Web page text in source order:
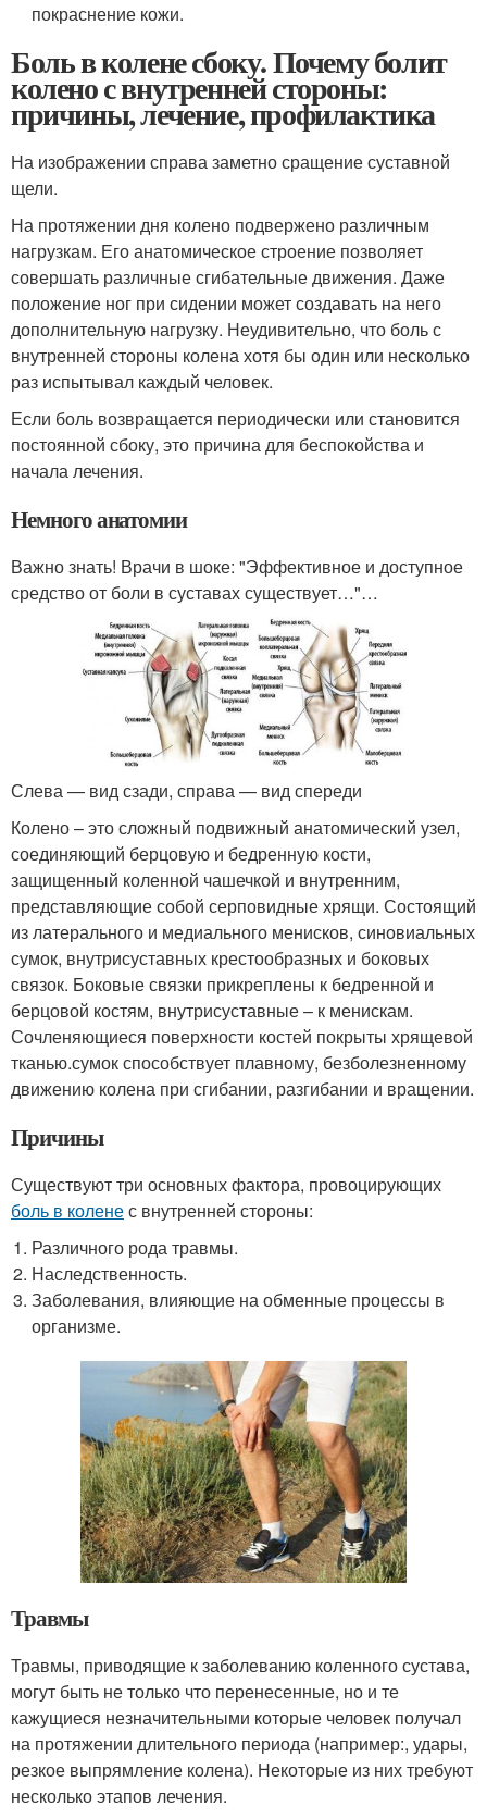
покраснение кожи.
Боль в колене сбоку. Почему болит
колено с внутренней стороны:
причины, лечение, профилактика
На изображении справа заметно сращение суставной
щели.
На протяжении дня колено подвержено различным
нагрузкам. Его анатомическое строение позволяет
совершать различные сгибательные движения. Даже
положение ног при сидении может создавать на него
дополнительную нагрузку. Неудивительно, что боль с
внутренней стороны колена хотя бы один или несколько
раз испытывал каждый человек.
Если боль возвращается периодически или становится
постоянной сбоку, это причина для беспокойства и
начала лечения.
Немного анатомии
Важно знать! Врачи в шоке: "Эффективное и доступное
средство от боли в суставах существует…"…
Слева — вид сзади, справа — вид спереди
Колено – это сложный подвижный анатомический узел,
соединяющий берцовую и бедренную кости,
защищенный коленной чашечкой и внутренним,
представляющие собой серповидные хрящи. Состоящий
из латерального и медиального менисков, синовиальных
сумок, внутрисуставных крестообразных и боковых
связок. Боковые связки прикреплены к бедренной и
берцовой костям, внутрисуставные – к менискам.
Сочленяющиеся поверхности костей покрыты хрящевой
тканью.сумок способствует плавному, безболезненному
движению колена при сгибании, разгибании и вращении.
Причины
Существуют три основных фактора, провоцирующих
боль в коленес внутренней стороны:
Различного рода травмы.
Наследственность.
Заболевания, влияющие на обменные процессы в
организме.
Травмы
Травмы, приводящие к заболеванию коленного сустава,
могут быть не только что перенесенные, но и те
кажущиеся незначительными которые человек получал
на протяжении длительного периода (например:, удары,
резкое выпрямление колена). Некоторые из них требуют
несколько этапов лечения.